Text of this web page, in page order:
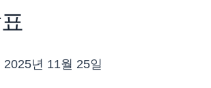
2025년 11월 25일